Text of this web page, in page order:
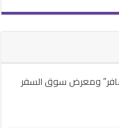
ومعرض سوق السفر